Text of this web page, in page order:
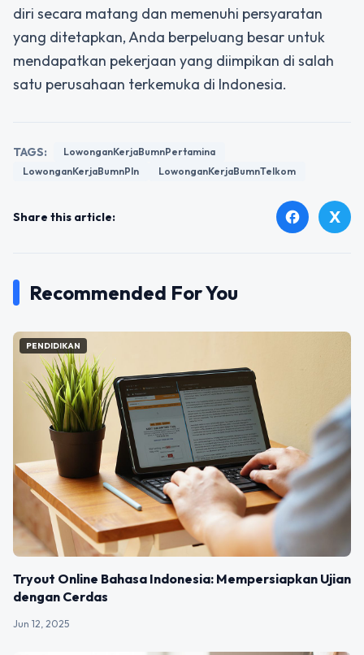
diri secara matang dan memenuhi persyaratan
yang ditetapkan, Anda berpeluang besar untuk
mendapatkan pekerjaan yang diimpikan di salah
satu perusahaan terkemuka di Indonesia.
TAGS:
LowonganKerjaBumnPertamina
LowonganKerjaBumnPln
LowonganKerjaBumnTelkom
Share this article: facebook X
Recommended For You
PENDIDIKAN
Tryout Online Bahasa Indonesia: Mempersiapkan Ujian
dengan Cerdas
Jun 12, 2025